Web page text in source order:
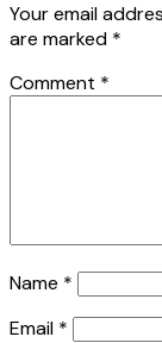
Your email
are marked *
Comment *
Name *
Email *